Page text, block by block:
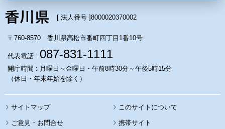
[ 法人番号 ]8000020370002
〒760-8570 香川県高松市番町四丁目1番10号
代表電話 : 087-831-1111
開庁時間 : 月曜日～金曜日・午前8時30分～午後5時15分
（休日・年末年始を除く）
サイトマップ このサイトについて
携帯サイト